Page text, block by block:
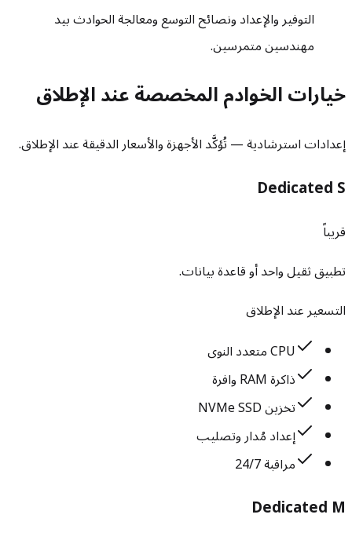
التوفير والإعداد ونصائح التوسع ومعالجة الحوادث بيد
مهندسين متمرسين.
خيارات الخوادم المخصصة عند الإطلاق
إعدادات استرشادية — تُؤكَّد الأجهزة والأسعار الدقيقة عند الإطلاق.
Dedicated S
قريباً
تطبيق ثقيل واحد أو قاعدة بيانات.
التسعير عند الإطلاق
CPU متعدد النوى
ذاكرة RAM وافرة
تخزين NVMe SSD
إعداد مُدار وتصليب
مراقبة 24/7
Dedicated M